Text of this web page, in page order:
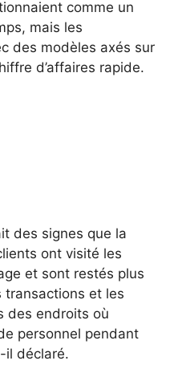
comme un
mais les
des modèles axés sur
d’affaires rapide.
des signes que la
ont visité les
et sont restés plus
et les
des endroits où
personnel pendant
il déclaré.